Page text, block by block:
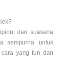
dan suasana
sempurna untuk
yang fun dan